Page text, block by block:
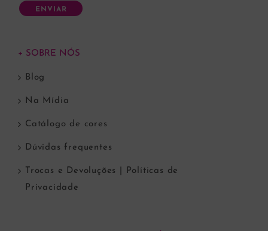
ENVIAR
+ SOBRE NÓS
Blog
Na Mídia
Catálogo de cores
Dúvidas frequentes
Trocas e Devoluções | Políticas de
Privacidade